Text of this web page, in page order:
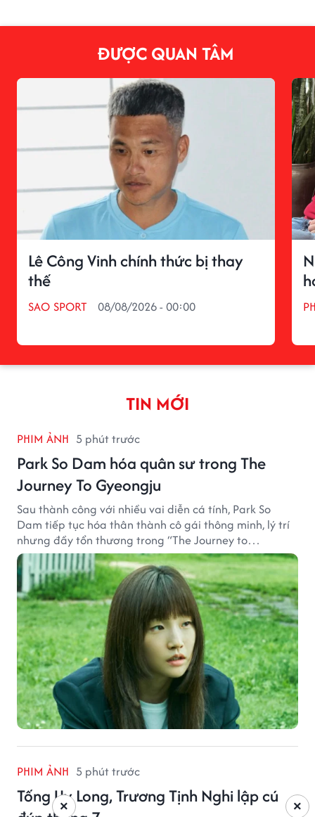
ĐƯỢC QUAN TÂM
Lê Công Vinh chính thức bị thay
thế
SAO SPORT 08/08/2026 - 00:00
TIN MỚI
PHIM ẢNH 5 phút trước
Park So Dam hóa quân sư trong The
Journey To Gyeongju
Sau thành công với nhiều vai diễn cá tính, Park So
Dam tiếp tục hóa thân thành cô gái thông minh, lý trí
nhưng đầy tổn thương trong “The Journey to
Gyeongju”.
PHIM ẢNH 5 phút trước
Tống Uy Long, Trương Tịnh Nghi lập cú
×
×